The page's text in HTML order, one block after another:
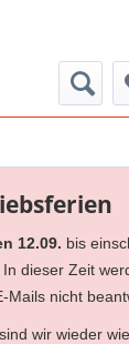
12.09. bis
dieser Zeit
Mails nicht
sind wir wieder